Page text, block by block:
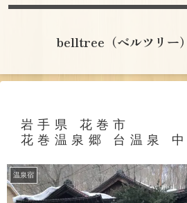
belltree（ベルツリー
岩手県 花巻市
花巻温泉郷 台温泉
温泉宿